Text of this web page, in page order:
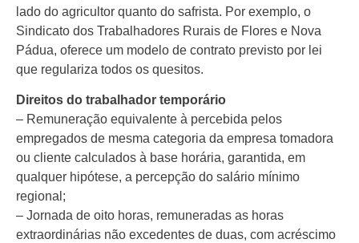
lado do agricultor quanto do safrista. Por exemplo, o
Sindicato dos Trabalhadores Rurais de Flores e Nova
Pádua, oferece um modelo de contrato previsto por lei
que regulariza todos os quesitos.
Direitos do trabalhador temporário
– Remuneração equivalente à percebida pelos
empregados de mesma categoria da empresa tomadora
ou cliente calculados à base horária, garantida, em
qualquer hipótese, a percepção do salário mínimo
regional;
– Jornada de oito horas, remuneradas as horas
extraordinárias não excedentes de duas, com acréscimo